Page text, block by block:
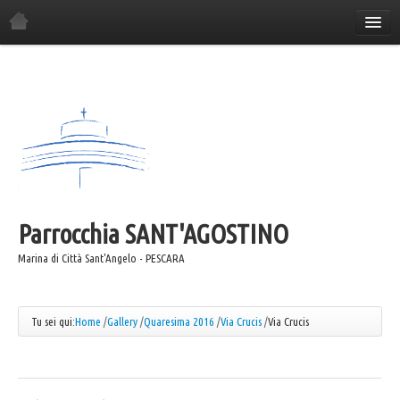
Orario Sante Messe
Gli incontri in parrocchia
Il Consiglio Economico
Il Comitato Festa
I Gruppi Parrocchiali
Azione Cattolica
Coro "Canta e Cammina"
Parrocchia SANT'AGOSTINO
Marina di Città Sant'Angelo - PESCARA
Tu sei qui:Home /Gallery /Quaresima 2016 /Via Crucis /Via Crucis